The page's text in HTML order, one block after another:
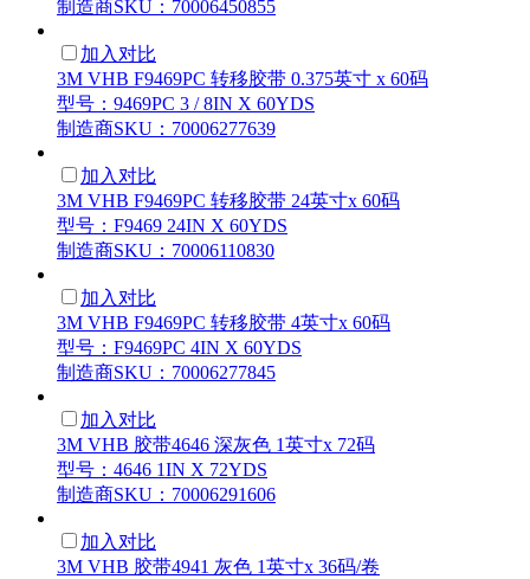
制造商SKU：70006450855
加入对比
3M VHB F9469PC 转移胶带 0.375英寸 x 60码
型号：9469PC 3 / 8IN X 60YDS
制造商SKU：70006277639
加入对比
3M VHB F9469PC 转移胶带 24英寸x 60码
型号：F9469 24IN X 60YDS
制造商SKU：70006110830
加入对比
3M VHB F9469PC 转移胶带 4英寸x 60码
型号：F9469PC 4IN X 60YDS
制造商SKU：70006277845
加入对比
3M VHB 胶带4646 深灰色 1英寸x 72码
型号：4646 1IN X 72YDS
制造商SKU：70006291606
加入对比
3M VHB 胶带4941 灰色 1英寸x 36码/卷